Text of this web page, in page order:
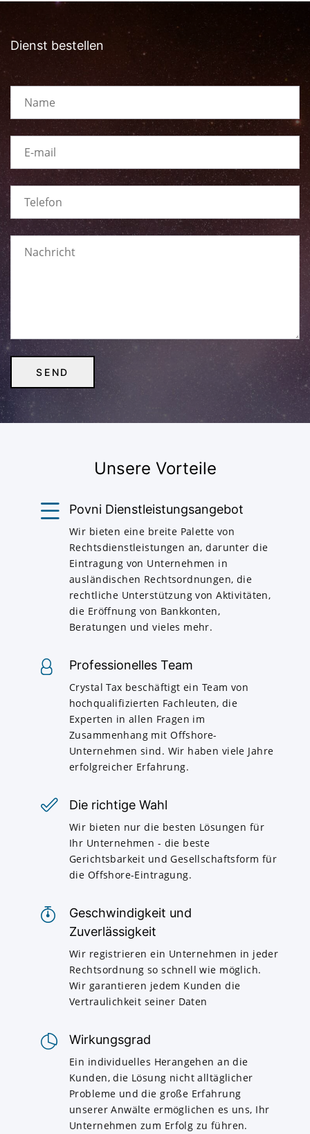
Dienst bestellen
Unsere Vorteile
Povni Dienstleistungsangebot
Wir bieten eine breite Palette von
Rechtsdienstleistungen an, darunter die
Eintragung von Unternehmen in
ausländischen Rechtsordnungen, die
rechtliche Unterstützung von Aktivitäten,
die Eröffnung von Bankkonten,
Beratungen und vieles mehr.
Professionelles Team
Crystal Tax beschäftigt ein Team von
hochqualifizierten Fachleuten, die
Experten in allen Fragen im
Zusammenhang mit Offshore-
Unternehmen sind. Wir haben viele Jahre
erfolgreicher Erfahrung.
Die richtige Wahl
Wir bieten nur die besten Lösungen für
Ihr Unternehmen - die beste
Gerichtsbarkeit und Gesellschaftsform für
die Offshore-Eintragung.
Geschwindigkeit und
Zuverlässigkeit
Wir registrieren ein Unternehmen in jeder
Rechtsordnung so schnell wie möglich.
Wir garantieren jedem Kunden die
Vertraulichkeit seiner Daten
Wirkungsgrad
Ein individuelles Herangehen an die
Kunden, die Lösung nicht alltäglicher
Probleme und die große Erfahrung
unserer Anwälte ermöglichen es uns, Ihr
Unternehmen zum Erfolg zu führen.